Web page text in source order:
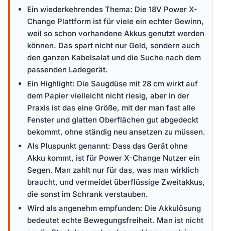
Ein wiederkehrendes Thema: Die 18V Power X-
Change Plattform ist für viele ein echter Gewinn,
weil so schon vorhandene Akkus genutzt werden
können. Das spart nicht nur Geld, sondern auch
den ganzen Kabelsalat und die Suche nach dem
passenden Ladegerät.
Ein Highlight: Die Saugdüse mit 28 cm wirkt auf
dem Papier vielleicht nicht riesig, aber in der
Praxis ist das eine Größe, mit der man fast alle
Fenster und glatten Oberflächen gut abgedeckt
bekommt, ohne ständig neu ansetzen zu müssen.
Als Pluspunkt genannt: Dass das Gerät ohne
Akku kommt, ist für Power X-Change Nutzer ein
Segen. Man zahlt nur für das, was man wirklich
braucht, und vermeidet überflüssige Zweitakkus,
die sonst im Schrank verstauben.
Wird als angenehm empfunden: Die Akkulösung
bedeutet echte Bewegungsfreiheit. Man ist nicht